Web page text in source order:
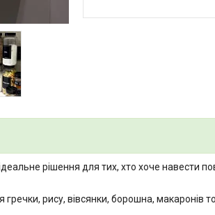
рішення для тих, хто хоче навести
гречки, рису, вівсянки, борошна, макаронів